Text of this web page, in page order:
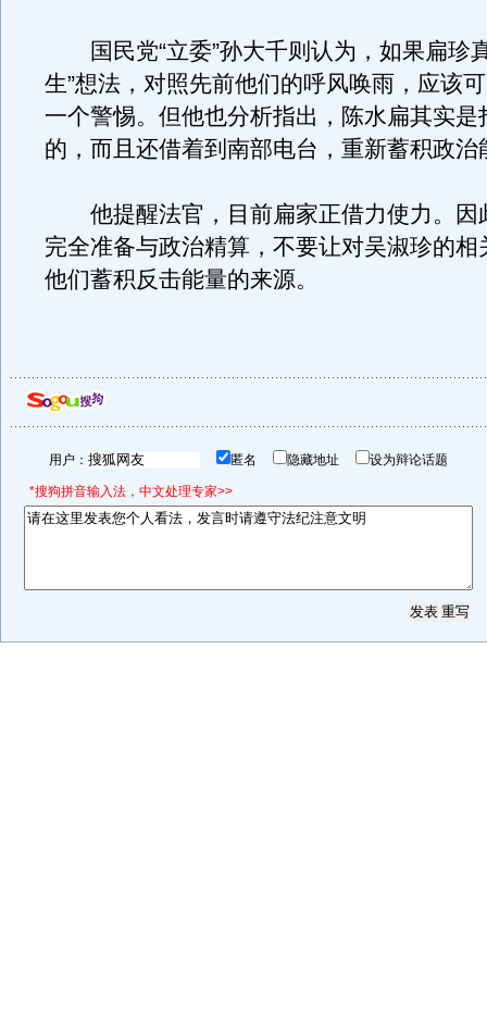
国民党“立委”孙大千则认为，如果扁珍
生”想法，对照先前他们的呼风唤雨，应该
一个警惕。但他也分析指出，陈水扁其实是
的，而且还借着到南部电台，重新蓄积政治
他提醒法官，目前扁家正借力使力。因
完全准备与政治精算，不要让对吴淑珍的相
他们蓄积反击能量的来源。
用户： 匿名 隐藏地址 设为辩论话题
*搜狗拼音输入法，中文处理专家>>